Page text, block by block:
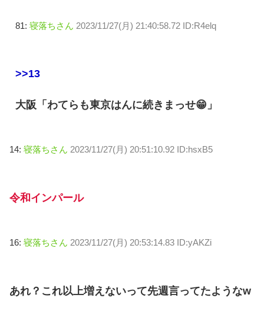
81: 寝落ちさん 2023/11/27(月) 21:40:58.72 ID:R4elq
>>13
大阪「わてらも東京はんに続きまっせ😁」
14: 寝落ちさん 2023/11/27(月) 20:51:10.92 ID:hsxB5
令和インパール
16: 寝落ちさん 2023/11/27(月) 20:53:14.83 ID:yAKZi
あれ？これ以上増えないって先週言ってたようなw